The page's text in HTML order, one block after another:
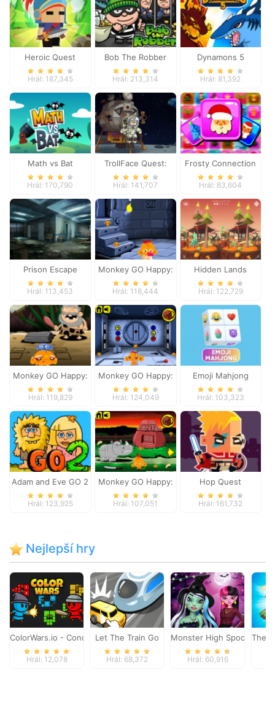
Heroic Quest
Hrál: 187,345
Bob The Robber
Hrál: 213,314
Dynamons 5
Hrál: 81,392
Math vs Bat
Hrál: 170,790
TrollFace Quest:
USA 1
Hrál: 141,707
Frosty Connection
Quest
Hrál: 83,604
Prison Escape
Hrál: 113,453
Monkey GO Happy:
Stage 2
Hrál: 118,444
Hidden Lands
Hrál: 122,729
Monkey GO Happy:
Stage 4
Hrál: 119,829
Monkey GO Happy:
Stage 1
Hrál: 124,049
Emoji Mahjong
Hrál: 103,323
Adam and Eve GO 2
Hrál: 123,925
Monkey GO Happy:
Stage 3
Hrál: 107,051
Hop Quest
Hrál: 161,732
Nejlepší hry
ColorWars.io - Conquest Game
Hrál: 12,078
Let The Train Go
Hrál: 68,372
Monster High Spooky
Hrál: 60,916
The